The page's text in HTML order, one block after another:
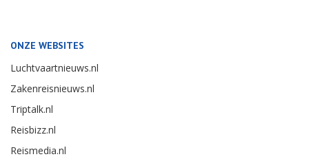
ONZE WEBSITES
Luchtvaartnieuws.nl
Zakenreisnieuws.nl
Triptalk.nl
Reisbizz.nl
Reismedia.nl